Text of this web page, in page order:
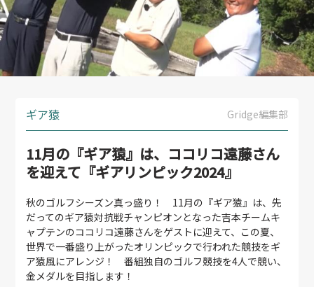
ギア猿 Gridge編集部
11月の『ギア猿』は、ココリコ遠藤さん
を迎えて『ギアリンピック2024』
秋のゴルフシーズン真っ盛り！ 11月の『ギア猿』は、先
だってのギア猿対抗戦チャンピオンとなった吉本チームキ
ャプテンのココリコ遠藤さんをゲストに迎えて、この夏、
世界で一番盛り上がったオリンピックで行われた競技をギ
ア猿風にアレンジ！ 番組独自のゴルフ競技を4人で競い、
金メダルを目指します！